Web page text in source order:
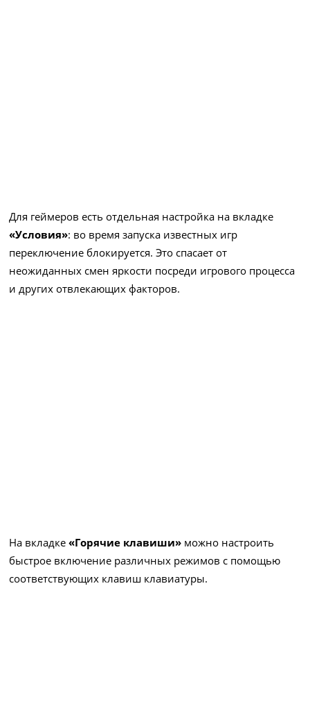
Для геймеров есть отдельная настройка на вкладке
«Условия»: во время запуска известных игр
переключение блокируется. Это спасает от
неожиданных смен яркости посреди игрового процесса
и других отвлекающих факторов.
На вкладке«Горячие клавиши» можно настроить
быстрое включение различных режимов с помощью
соответствующих клавиш клавиатуры.